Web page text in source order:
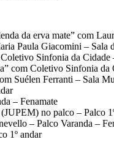
da erva mate” com
Paula Giacomini – Sala
Sinfonia da Cidade
com Coletivo Sinfonia da
Suélen Ferranti – Sala
– Fenamate
no palco – Palco
– Palco Varanda –
1º andar